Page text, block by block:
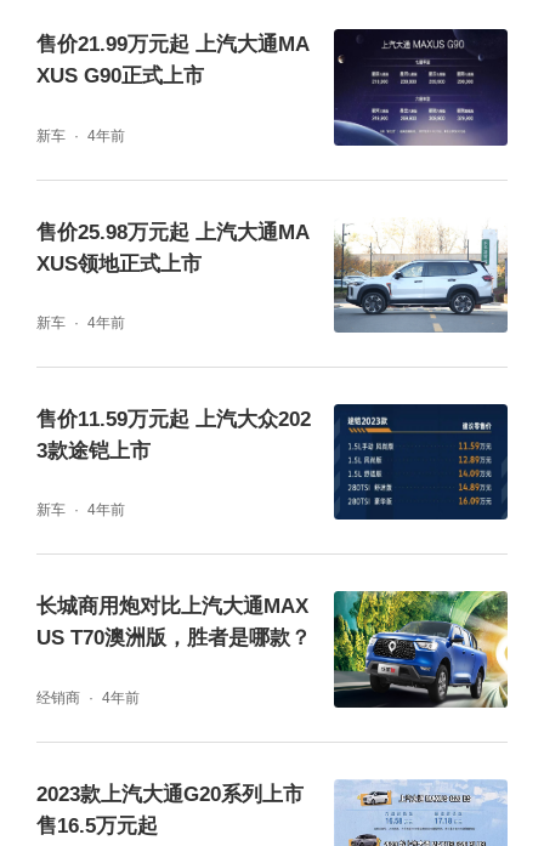
售价21.99万元起 上汽大通MA
XUS G90正式上市
新车 4年前
售价25.98万元起 上汽大通MA
XUS领地正式上市
新车 4年前
售价11.59万元起 上汽大众202
3款途铠上市
新车 4年前
长城商用炮对比上汽大通MAX
US T70澳洲版，胜者是哪款？
经销商 4年前
2023款上汽大通G20系列上市
售16.5万元起